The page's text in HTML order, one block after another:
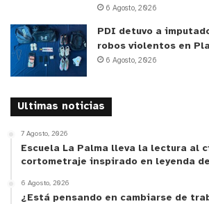
6 Agosto, 2026
PDI detuvo a
robos violentos en
6 Agosto, 2026
Ultimas noticias
7 Agosto, 2026
Escuela La Palma lleva la lectura al
cortometraje inspirado en leyenda
6 Agosto, 2026
¿Está pensando en cambiarse de